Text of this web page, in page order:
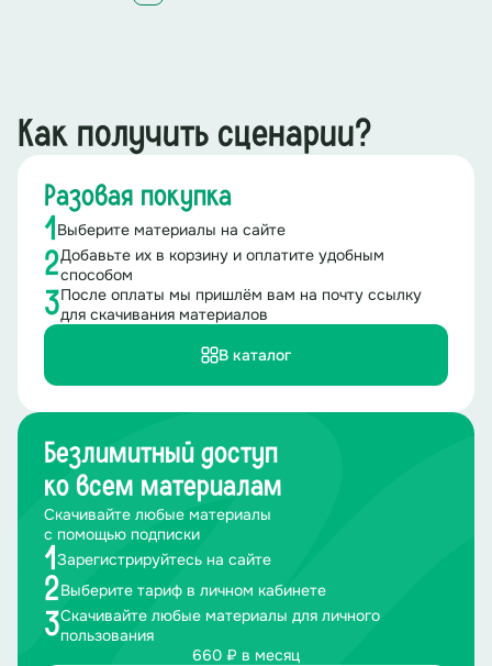
Как получить сценарии?
Разовая покупка
1 Выберите материалы на сайте
2Добавьте их в корзину и оплатите удобным
способом
3После оплаты мы пришлём вам на почту ссылку
для скачивания материалов
В каталог
Безлимитный доступ
ко всем материалам
Скачивайте любые материалы
с помощью подписки
1 Зарегистрируйтесь на сайте
2Выберите тариф в личном кабинете
3Скачивайте любые материалы для личного
пользования
660 ₽ в месяц